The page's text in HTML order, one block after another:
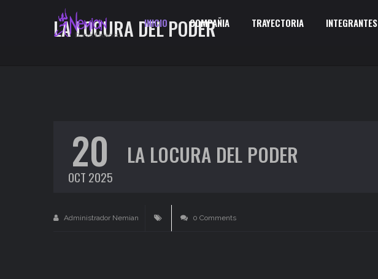
INICIO COMPAÑIA TRAYECTORIA INTEGRANTES
LA LOCURA DEL PODER
20
OCT 2025
LA LOCURA DEL PODER
Administrador Nemian 0 Comments